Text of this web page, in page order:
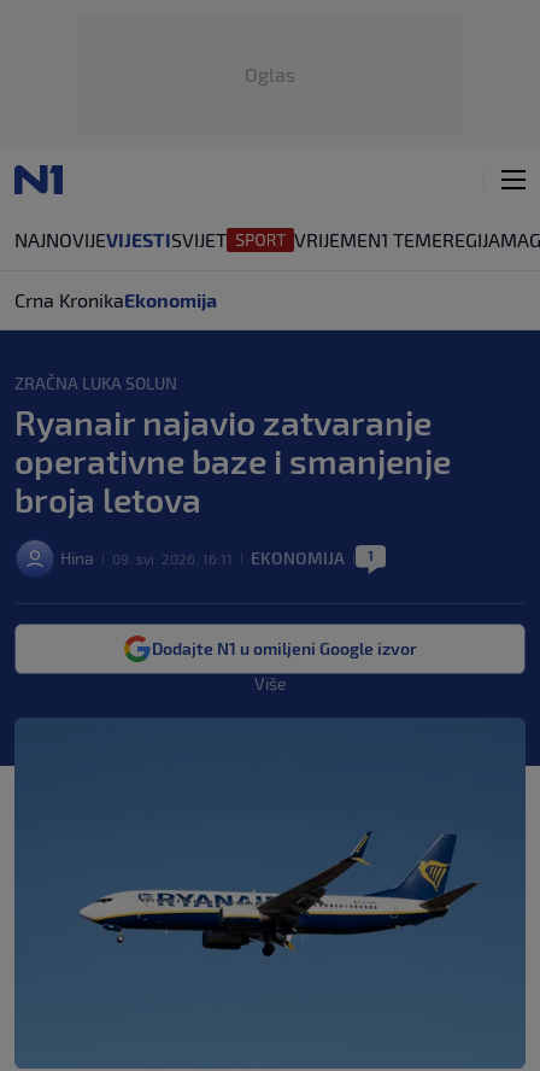
Oglas
NAJNOVIJEVIJESTISVIJET VRIJEMEN1 TEMEREGIJA
Crna KronikaEkonomija
ZRAČNA LUKA SOLUN
Ryanair najavio zatvaranje
operativne baze i smanjenje
broja letova
Hina 09. svi. 2026. 16:11 EKONOMIJA 1
Dodajte N1 u omiljeni Google izvor
Više